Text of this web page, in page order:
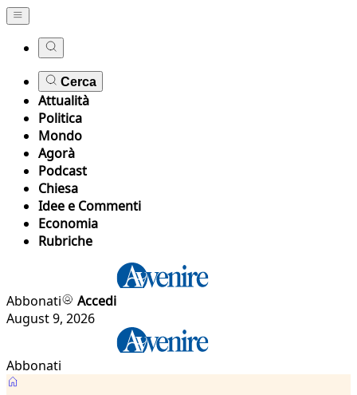
Cerca
Attualità
Politica
Mondo
Agorà
Podcast
Chiesa
Idee e Commenti
Economia
Rubriche
Abbonati
Accedi
August 9, 2026
Abbonati